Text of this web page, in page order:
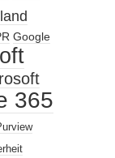
Google
365